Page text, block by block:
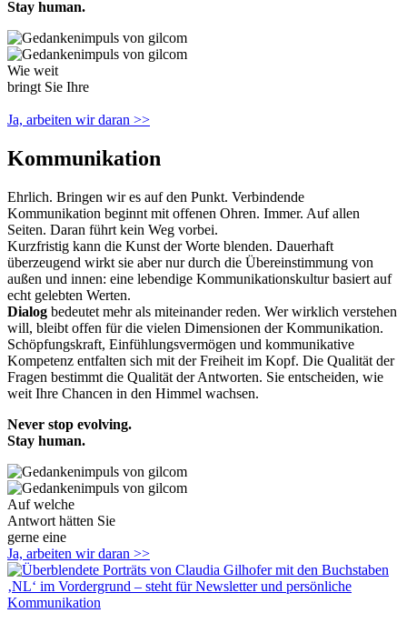
Stay human.
Wie weit
bringt Sie Ihre
Ja, arbeiten wir daran >>
Kom­munika­tion
Ehrlich. Bringen wir es auf den Punkt. Verbindende
Kommunikation beginnt mit offenen Ohren. Immer. Auf allen
Seiten. Daran führt kein Weg vorbei.
Kurzfristig kann die Kunst der Worte blenden. Dauerhaft
überzeugend wirkt sie aber nur durch die Übereinstimmung von
außen und innen: eine lebendige Kommunikationskultur basiert auf
echt gelebten Werten.
Dialog bedeutet mehr als miteinander reden. Wer wirklich verstehen
will, bleibt offen für die vielen Dimensionen der Kommunikation.
Schöpfungskraft, Einfühlungsvermögen und kommunikative
Kompetenz entfalten sich mit der Freiheit im Kopf. Die Qualität der
Fragen bestimmt die Qualität der Antworten. Sie entscheiden, wie
weit Ihre Chancen in den Himmel wachsen.
Never stop evolving.
Stay human.
Auf welche
Antwort hätten Sie
gerne eine
Ja, arbeiten wir daran >>